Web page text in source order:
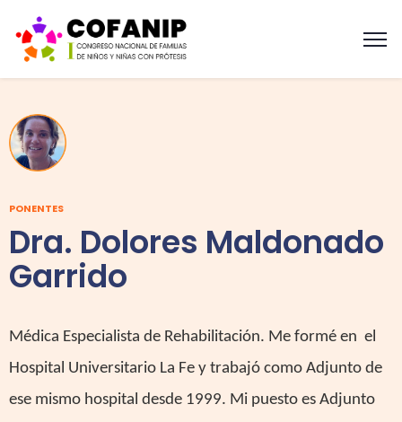
PONENTES
Dra. Dolores Maldonado
Garrido
Médica Especialista de Rehabilitación. Me formé en el
Hospital Universitario La Fe y trabajó como Adjunto de
ese mismo hospital desde 1999. Mi puesto es Adjunto